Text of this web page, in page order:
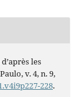
les
v. 4, n. 9,
228.